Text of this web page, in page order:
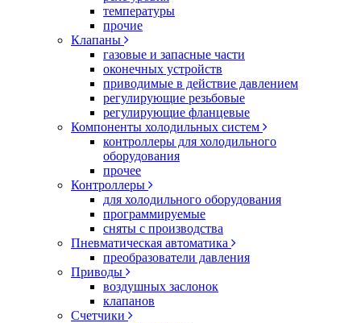
температуры
прочие
Клапаны
газовые и запасные части
оконечных устройств
приводимые в действие давлением
регулирующие резьбовые
регулирующие фланцевые
Компоненты холодильных систем
контроллеры для холодильного
оборудования
прочее
Контроллеры
для холодильного оборудования
программируемые
сняты с производства
Пневматическая автоматика
преобразователи давления
Приводы
воздушных заслонок
клапанов
Счетчики